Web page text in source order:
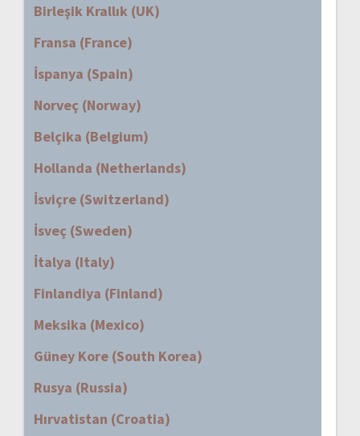
Birleşik Krallık (UK)
Fransa (France)
İspanya (Spain)
Norveç (Norway)
Belçika (Belgium)
Hollanda (Netherlands)
İsviçre (Switzerland)
İsveç (Sweden)
İtalya (Italy)
Finlandiya (Finland)
Meksika (Mexico)
Güney Kore (South Korea)
Rusya (Russia)
Hırvatistan (Croatia)